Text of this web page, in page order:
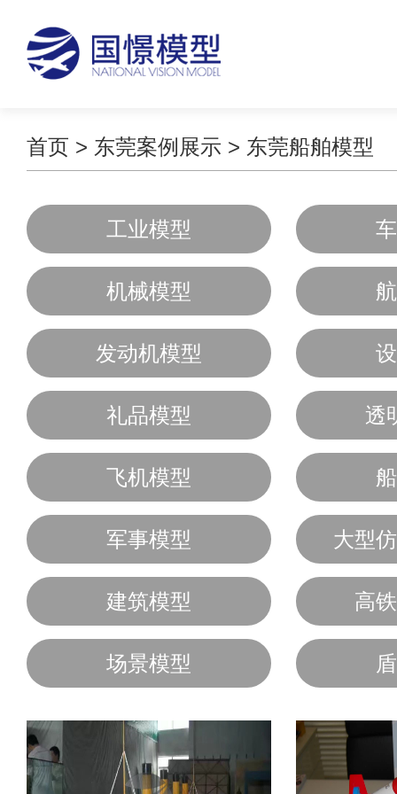
首页 > 东莞案例展示 > 东莞船舶模型
工业模型
机械模型
发动机模型
礼品模型 透
飞机模型
军事模型 大型
建筑模型 高
场景模型